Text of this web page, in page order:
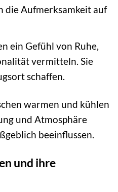
die Aufmerksamkeit auf
ein Gefühl von Ruhe,
vermitteln. Sie
schaffen.
warmen und kühlen
und Atmosphäre
beeinflussen.
und ihre